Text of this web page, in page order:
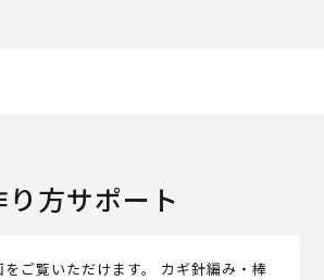
り方サポート
ご覧いただけます。 カギ針編み・棒